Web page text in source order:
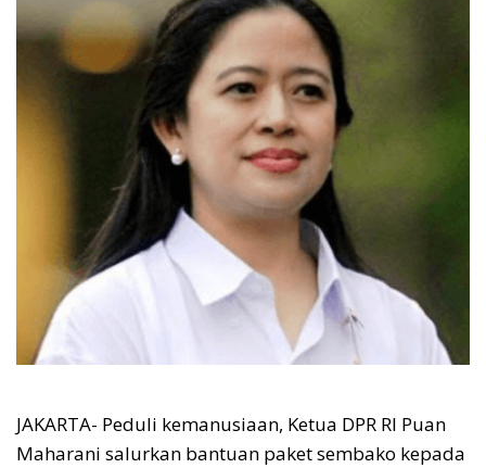
JAKARTA- Peduli kemanusiaan, Ketua DPR RI Puan
Maharani salurkan bantuan paket sembako kepada